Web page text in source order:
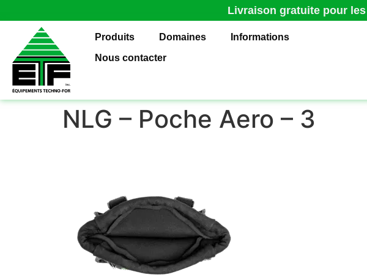
Livraison gratuite pour
Produits Domaines
Informations
Nous contacter
NLG – Poche Aero – 3